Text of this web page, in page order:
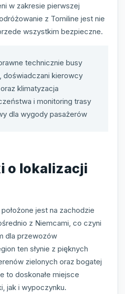
w zakresie pierwszej
z Tomiline jest nie
wszystkim bezpieczne.
technicznie busy
doświadczani kierowcy
klimatyzacja
i monitoring trasy
dla wygody pasażerów
o lokalizacji
jest na zachodzie
z Niemcami, co czyni
dla przewozów
ten słynie z pięknych
zielonych oraz bogatej
to doskonałe miejsce
jak i wypoczynku.